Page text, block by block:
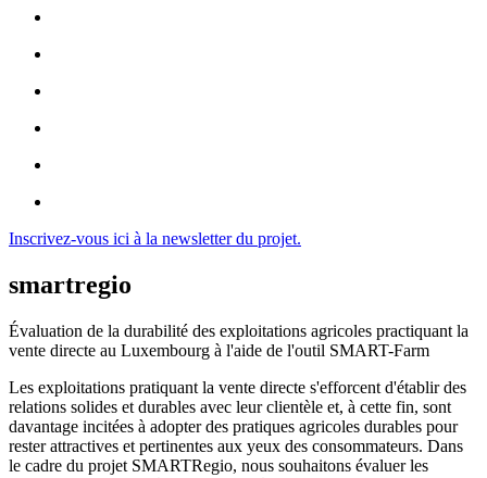
Inscrivez-vous ici à la newsletter du projet.
smartregio
Évaluation de la durabilité des exploitations agricoles practiquant la
vente directe au Luxembourg à l'aide de l'outil SMART-Farm
Les exploitations pratiquant la vente directe s'efforcent d'établir des
relations solides et durables avec leur clientèle et, à cette fin, sont
davantage incitées à adopter des pratiques agricoles durables pour
rester attractives et pertinentes aux yeux des consommateurs. Dans
le cadre du projet SMARTRegio, nous souhaitons évaluer les